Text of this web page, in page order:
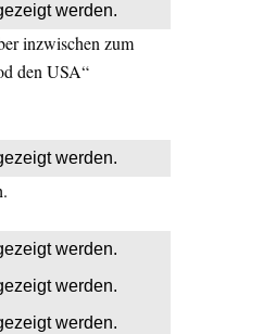
werden.
inzwischen zum
den USA“
werden.
werden.
werden.
werden.